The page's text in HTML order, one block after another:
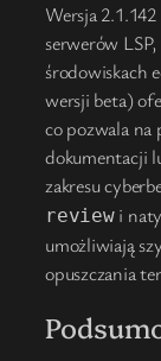
Wersja
serwerów
środowiskach
wersji beta)
co pozwala
dokumentacji
zakresu
reviewi
umożliwiają
opuszczania